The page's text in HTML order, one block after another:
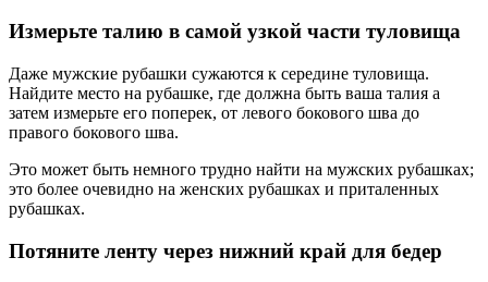
Измерьте талию в самой узкой части туловища
Даже мужские рубашки сужаются к середине туловища.
Найдите место на рубашке, где должна быть ваша талия а
затем измерьте его поперек, от левого бокового шва до
правого бокового шва.
Это может быть немного трудно найти на мужских рубашках;
это более очевидно на женских рубашках и приталенных
рубашках.
Потяните ленту через нижний край для бедер